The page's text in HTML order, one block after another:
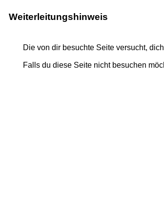
Weiterleitungshinweis
Die von dir besuchte Seite versucht,
Falls du diese Seite nicht besuchen